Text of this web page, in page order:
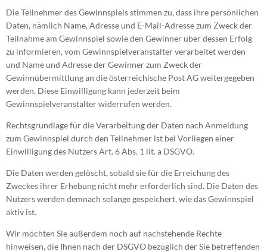
Die Teilnehmer des Gewinnspiels stimmen zu, dass ihre persönlichen
Daten, nämlich Name, Adresse und E-Mail-Adresse zum Zweck der
Teilnahme am Gewinnspiel sowie den Gewinner über dessen Erfolg
zu informieren, vom Gewinnspielveranstalter verarbeitet werden
und Name und Adresse der Gewinner zum Zweck der
Gewinnübermittlung an die österreichische Post AG weitergegeben
werden. Diese Einwilligung kann jederzeit beim
Gewinnspielveranstalter widerrufen werden.
Rechtsgrundlage für die Verarbeitung der Daten nach Anmeldung
zum Gewinnspiel durch den Teilnehmer ist bei Vorliegen einer
Einwilligung des Nutzers Art. 6 Abs. 1 lit. a DSGVO.
Die Daten werden gelöscht, sobald sie für die Erreichung des
Zweckes ihrer Erhebung nicht mehr erforderlich sind. Die Daten des
Nutzers werden demnach solange gespeichert, wie das Gewinnspiel
aktiv ist.
Wir möchten Sie außerdem noch auf nachstehende Rechte
hinweisen, die Ihnen nach der DSGVO bezüglich der Sie betreffenden